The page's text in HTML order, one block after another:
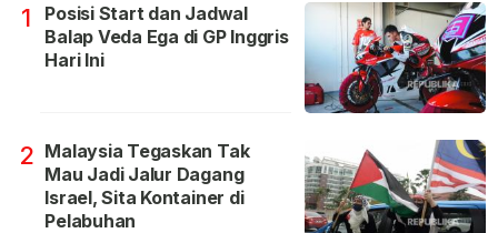
1
Posisi Start dan Jadwal
Balap Veda Ega di GP Inggris
Hari Ini
2 Malaysia Tegaskan Tak
Mau Jadi Jalur Dagang
Israel, Sita Kontainer di
Pelabuhan